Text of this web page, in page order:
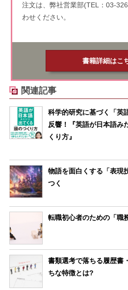
注文は、弊社営業部(TEL：03-
わせください。
書籍詳細はこ
関連記事
科学的研究に基づく「英
反響！『英語が日本語み
くり方』
物語を面白くする「表現
つく
転職初心者のための「職
書類選考で落ちる履歴書
ちな特徴とは?